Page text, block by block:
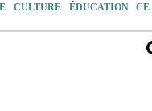
CULTURE ÉDUCATION CE